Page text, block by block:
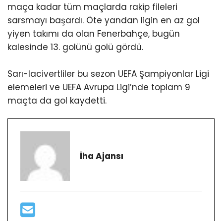
maça kadar tüm maçlarda rakip fileleri
sarsmayı başardı. Öte yandan ligin en az gol
yiyen takımı da olan Fenerbahçe, bugün
kalesinde 13. golünü golü gördü.
Sarı-lacivertliler bu sezon UEFA Şampiyonlar Ligi
elemeleri ve UEFA Avrupa Ligi’nde toplam 9
maçta da gol kaydetti.
İha Ajansı